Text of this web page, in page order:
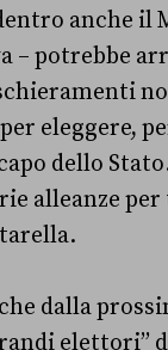
anche il
– potrebbe
eleggere,
dello
alleanze
dalla
elettori”